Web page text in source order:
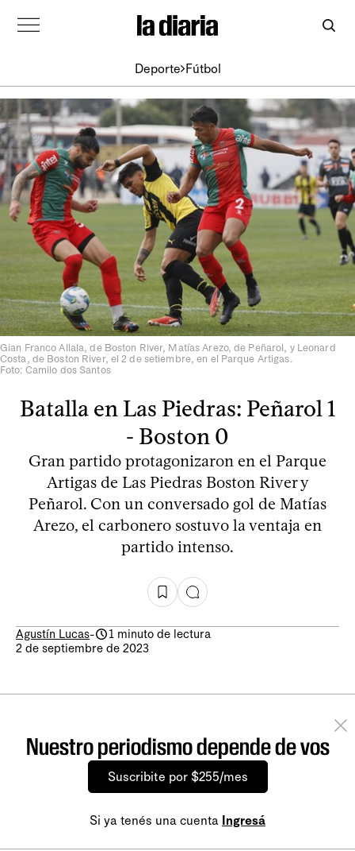
Deporte Fútbol
Gian Franco Allala, de Boston River, Matías Arezo, de Peñarol, y Leonard
Costa, de Boston River, el 2 de setiembre, en el Parque Artigas.
Foto: Camilo dos Santos
Batalla en Las Piedras: Peñarol 1
- Boston 0
Gran partido protagonizaron en el Parque
Artigas de Las Piedras Boston River y
Peñarol. Con un conversado gol de Matías
Arezo, el carbonero sostuvo la ventaja en
partido intenso.
Agustín Lucas-
1 minuto de lectura
2 de septiembre de 2023
Nuestro periodismo depende de vos
Suscribite por $255/mes
Si ya tenés una cuenta Ingresá